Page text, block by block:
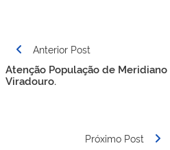
Navegação
de
Post
Anterior Post
Atenção População de
Viradouro.
Próximo Post